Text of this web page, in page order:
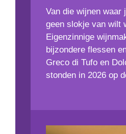
Van die wijnen waar
geen slokje van wilt
Eigenzinnige
bijzondere flessen
Greco di Tufo en
stonden in 2026 op